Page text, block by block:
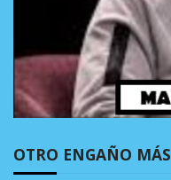
OTRO ENGAÑO MÁS